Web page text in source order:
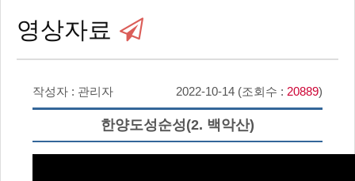
영상자료
작성자 : 관리자 2022-10-14 (조회수 : 20889)
한양도성순성(2. 백악산)